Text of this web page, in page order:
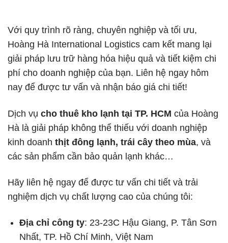
Với quy trình rõ ràng, chuyên nghiệp và tối ưu,
Hoàng Hà International Logistics cam kết mang lại
giải pháp lưu trữ hàng hóa hiệu quả và tiết kiệm chi
phí cho doanh nghiệp của bạn. Liên hệ ngay hôm
nay để được tư vấn và nhận báo giá chi tiết!
Dịch vụ cho thuê kho lạnh tại TP. HCM của Hoàng
Hà là giải pháp không thể thiếu với doanh nghiệp
kinh doanh thịt đông lạnh, trái cây theo mùa, và
các sản phẩm cần bảo quản lạnh khác…
Hãy liên hệ ngay để được tư vấn chi tiết và trải
nghiệm dịch vụ chất lượng cao của chúng tôi:
Địa chỉ công ty: 23-23C Hậu Giang, P. Tân Sơn
Nhất, TP. Hồ Chí Minh, Việt Nam